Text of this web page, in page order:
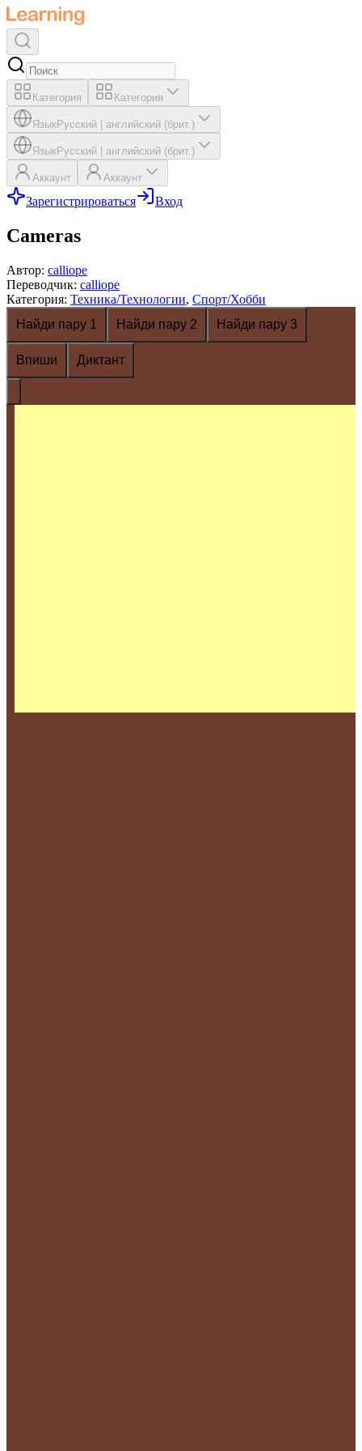
Категория Категория
ЯзыкРусский английский (брит.)
ЯзыкРусский английский (брит.)
Аккаунт Аккаунт
Зарегистрироваться Вход
Cameras
Автор: calliope
Переводчик: calliope
Категория: Техника/Технологии, Спорт/Хобби
Найди пару 1
Найди пару 2 Найди пару 3
Впиши Диктант